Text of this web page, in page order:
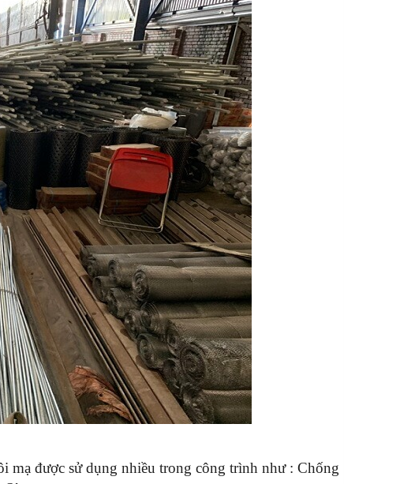
mạ được sử dụng nhiều trong công trình như : Chống